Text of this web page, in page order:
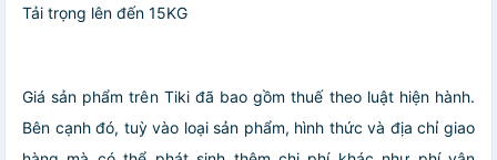
Tải trọng lên đến 15KG
Giá sản phẩm trên Tiki đã bao gồm thuế theo luật hiện hành.
Bên cạnh đó, tuỳ vào loại sản phẩm, hình thức và địa chỉ giao